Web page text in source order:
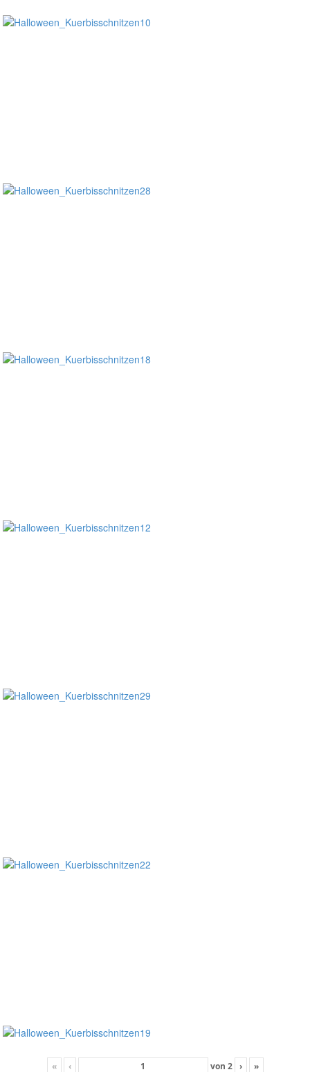
« ‹ von 2 ›
»